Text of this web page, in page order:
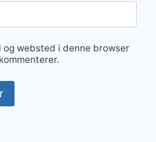
og websted i denne browser